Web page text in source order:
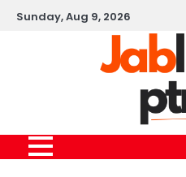
SkipSunday, Aug 9, 2026